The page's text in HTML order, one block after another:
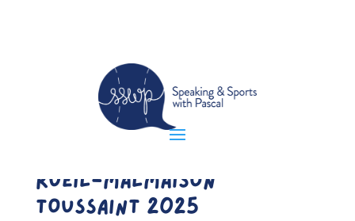
STAGE D’ANGLAIS
RUEIL-MALMAISON
TOUSSAINT 2025